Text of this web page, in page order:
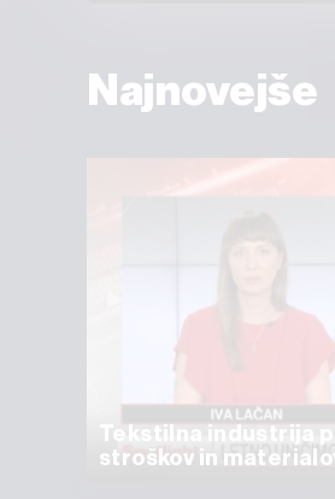
Najnovejše
Tekstilna industrija
stroškov in